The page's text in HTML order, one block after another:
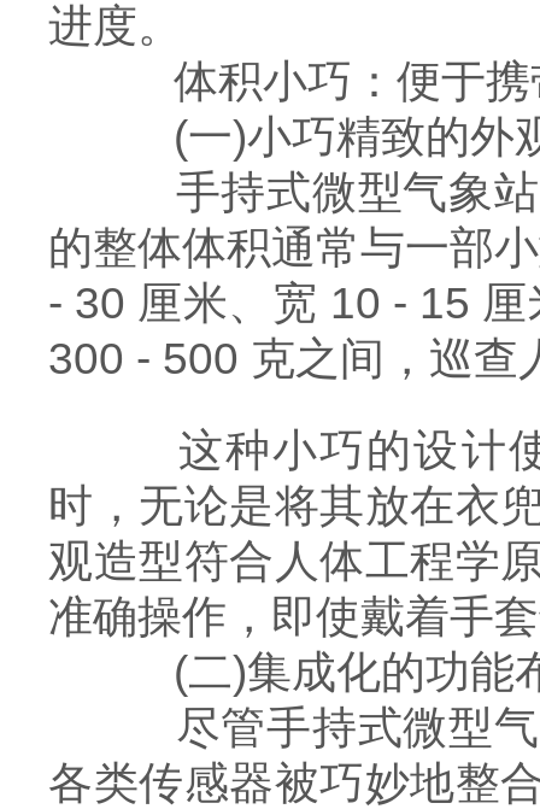
进度。
体积小巧：便于携
(一)小巧精致的外
手持式微型气象站
的整体体积通常与一部
- 30 厘米、宽 10 - 15
300 - 500 克之间，巡查
这种小巧的设计使
时，无论是将其放在衣
观造型符合人体工程学
准确操作，即使戴着手
(二)集成化的功能
尽管手持式微型气
各类传感器被巧妙地整